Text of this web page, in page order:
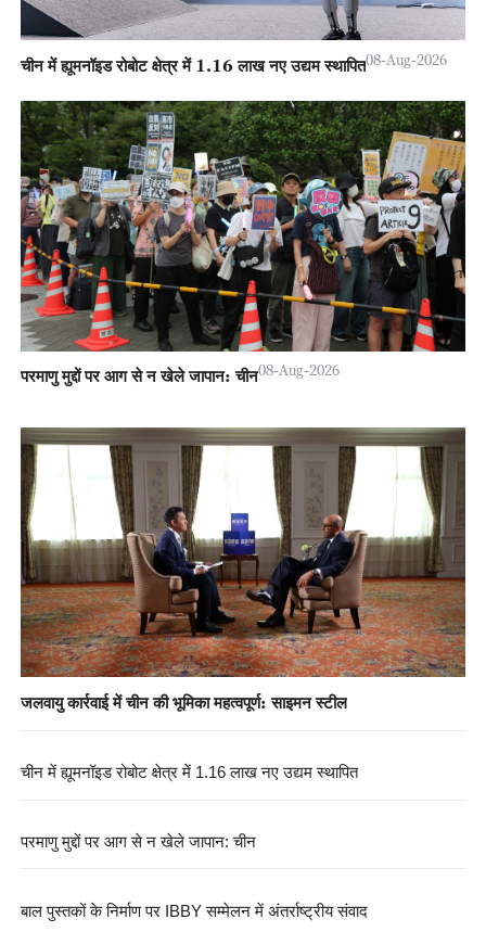
चीन में ह्यूमनॉइड रोबोट क्षेत्र में 1.16 लाख नए उद्यम स्थापित08-Aug-2026
परमाणु मुद्दों पर आग से न खेले जापान: चीन08-Aug-2026
जलवायु कार्रवाई में चीन की भूमिका महत्वपूर्ण: साइमन स्टील
चीन में ह्यूमनॉइड रोबोट क्षेत्र में 1.16 लाख नए उद्यम स्थापित
परमाणु मुद्दों पर आग से न खेले जापान: चीन
बाल पुस्तकों के निर्माण पर IBBY सम्मेलन में अंतर्राष्ट्रीय संवाद